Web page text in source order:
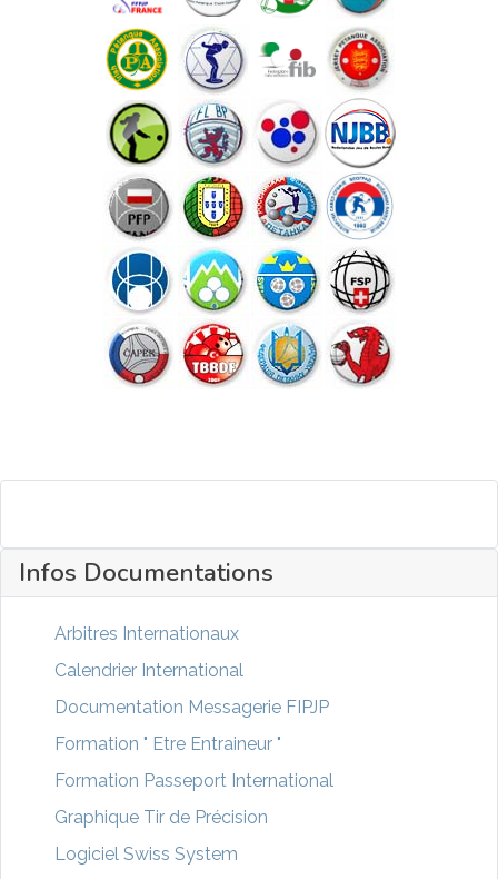
Infos Documentations
Arbitres Internationaux
Calendrier International
Documentation Messagerie FIPJP
Formation " Etre Entraineur "
Formation Passeport International
Graphique Tir de Précision
Logiciel Swiss System